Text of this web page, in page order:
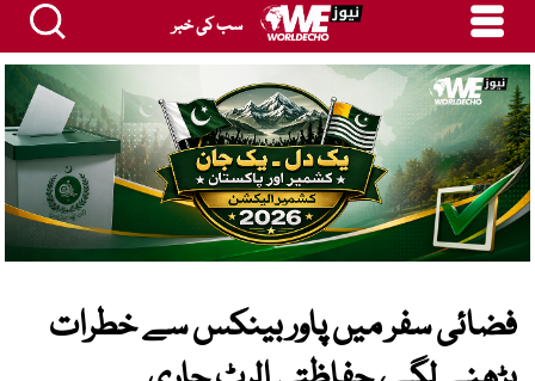
سب کی خبر
فضائی سفر میں پاور بینکس سے خطرات